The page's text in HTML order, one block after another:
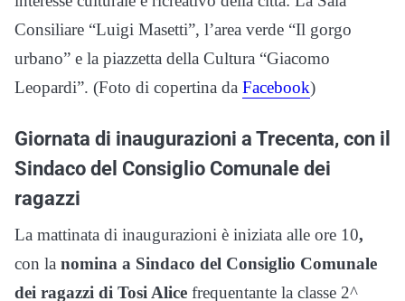
Consiliare “Luigi Masetti”, l’area verde “Il gorgo
urbano” e la piazzetta della Cultura “Giacomo
Leopardi”. (Foto di copertina da Facebook)
Giornata di inaugurazioni a Trecenta, con il
Sindaco del Consiglio Comunale dei
ragazzi
La mattinata di inaugurazioni è iniziata alle ore 10,
con la nomina a Sindaco del Consiglio Comunale
dei ragazzi di Tosi Alice frequentante la classe 2^